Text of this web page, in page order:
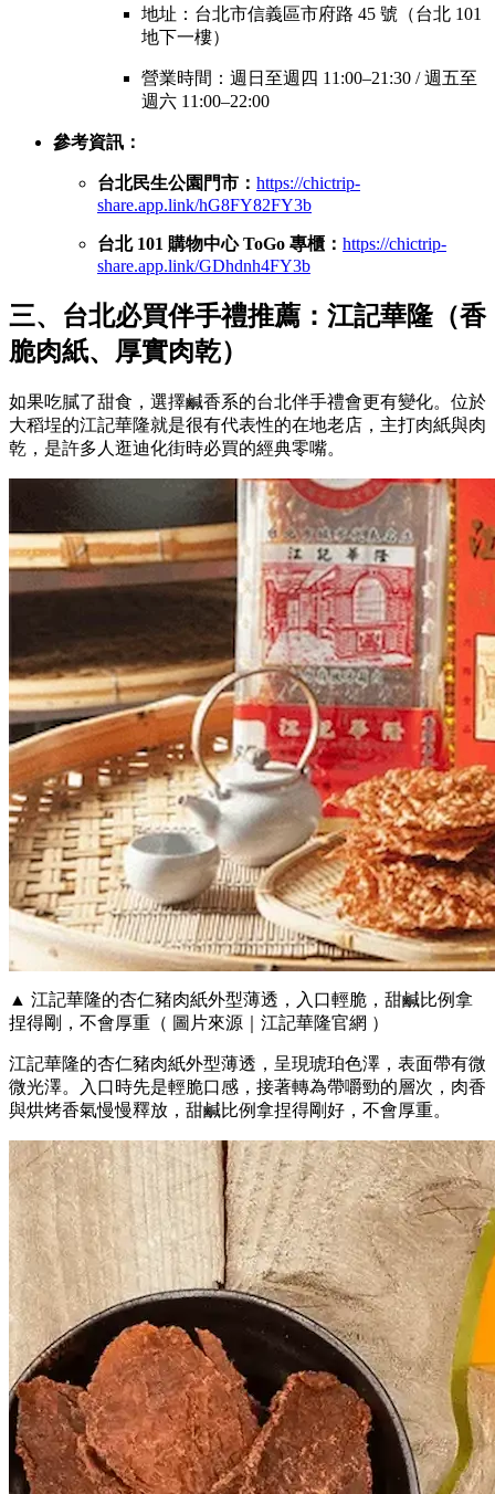
地址：台北市信義區市府路 45 號（台北 101
地下一樓）
營業時間：週日至週四 11:00–21:30 / 週五至
週六 11:00–22:00
參考資訊：
台北民生公園門市： https://chictrip-
share.app.link/hG8FY82FY3b
台北 101 購物中心 ToGo 專櫃： https://chictrip-
share.app.link/GDhdnh4FY3b
三、台北必買伴手禮推薦：江記華隆（香
脆肉紙、厚實肉乾）
如果吃膩了甜食，選擇鹹香系的台北伴手禮會更有變化。位於
大稻埕的江記華隆就是很有代表性的在地老店，主打肉紙與肉
乾，是許多人逛迪化街時必買的經典零嘴。
▲ 江記華隆的杏仁豬肉紙外型薄透，入口輕脆，甜鹹比例拿
捏得剛，不會厚重（ 圖片來源｜江記華隆官網 ）
江記華隆的杏仁豬肉紙外型薄透，呈現琥珀色澤，表面帶有微
微光澤。入口時先是輕脆口感，接著轉為帶嚼勁的層次，肉香
與烘烤香氣慢慢釋放，甜鹹比例拿捏得剛好，不會厚重。